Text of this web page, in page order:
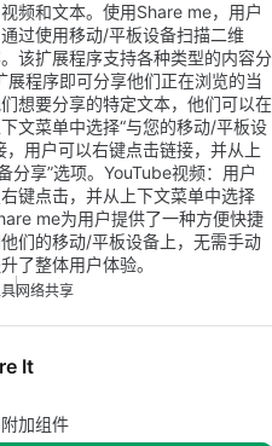
频和文本。使用Share me，用户
过使用移动/平板设备扫描二维
该扩展程序支持各种类型的内容分
程序即可分享他们正在浏览的当
想要分享的特定文本，他们可以在
文菜单中选择“与您的移动/平板设
用户可以右键点击链接，并从上
分享”选项。YouTube视频：用户
键点击，并从上下文菜单中选择
me为用户提供了一种方便快捷
们的移动/平板设备上，无需手动
了整体用户体验。
网络共享
It
加组件